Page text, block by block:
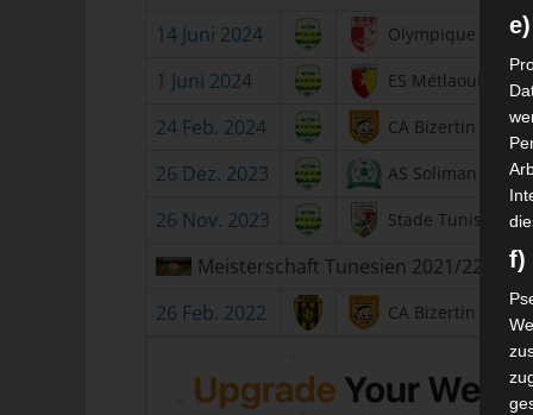
14 Juni 2024
Olympique Béjà
1 Juni 2024
ES Métlaoui
24 Feb. 2024
CA Bizertin
26 Dez. 2023
AS Soliman
26 Nov. 2023
Stade Tunisien
Meisterschaft Tunesien 2021/22
26 Feb. 2022
CA Bizertin
f)